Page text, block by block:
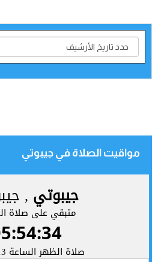
مواقيت الصلاة في جيبوتي‎